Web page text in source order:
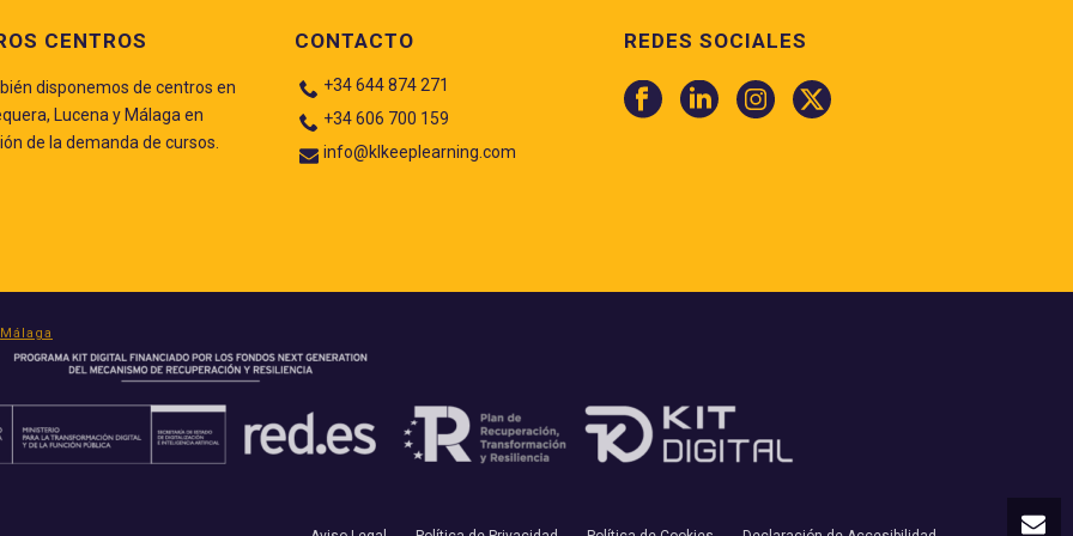
CENTROS
disponemos de centros en
Lucena y Málaga en
de la demanda de cursos.
CONTACTO
+34 644 874 271
+34 606 700 159
info@klkeeplearning.com
REDES SOCIALES
Málaga